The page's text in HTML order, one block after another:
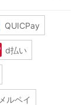
QUICPay
d払い
メルペイ